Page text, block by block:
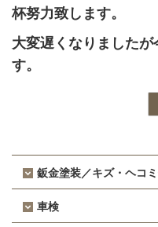
杯努力致します。
大変遅くなりました
す。
鈑金塗装／キズ・ヘコ
車検